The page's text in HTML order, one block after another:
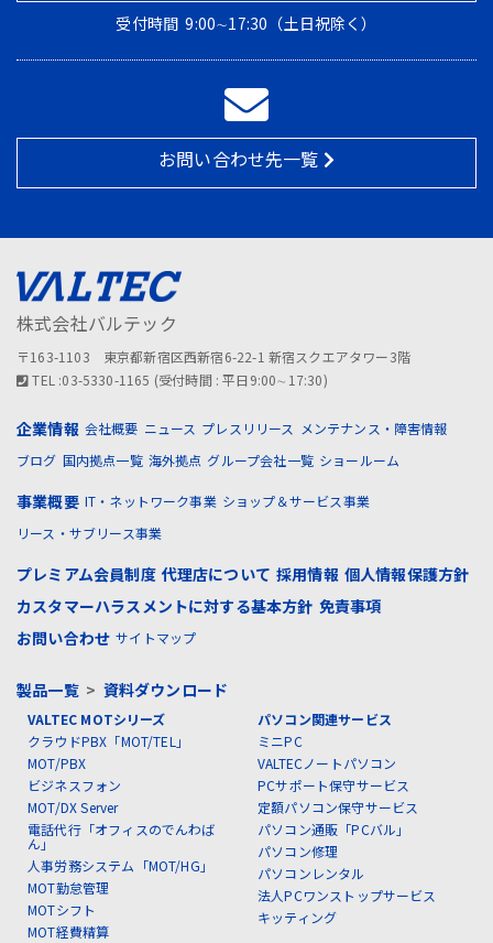
受付時間 9:00∼17:30（土日祝除く）
お問い合わせ先一覧
株式会社バルテック
〒163-1103 東京都新宿区西新宿6-22-1 新宿スクエアタワー3階
TEL :03-5330-1165 (受付時間 : 平日9:00∼17:30)
企業情報 会社概要 ニュース プレスリリース メンテナンス・障害情報
ブログ 国内拠点一覧 海外拠点 グループ会社一覧 ショールーム
事業概要 IT・ネットワーク事業 ショップ＆サービス事業
リース・サブリース事業
プレミアム会員制度 代理店について 採用情報 個人情報保護方針
カスタマーハラスメントに対する基本方針 免責事項
お問い合わせ サイトマップ
製品一覧> 資料ダウンロード
VALTEC MOTシリーズ
クラウドPBX「MOT/TEL」
MOT/PBX
ビジネスフォン
MOT/DX Server
電話代行「オフィスのでんわば
ん」
人事労務システム「MOT/HG」
MOT勤怠管理
MOTシフト
MOT経費精算
パソコン関連サービス
ミニPC
VALTECノートパソコン
PCサポート保守サービス
定額パソコン保守サービス
パソコン通販「PCバル」
パソコン修理
パソコンレンタル
法人PCワンストップサービス
キッティング